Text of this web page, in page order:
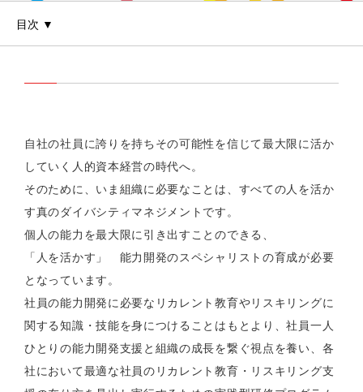
目次
自社の社員に誇りを持ちその可能性を信じて最大限に活か
していく人的資本経営の時代へ。
そのために、いま組織に必要なことは、すべての人を活か
す真のダイバシティマネジメントです。
個人の能力を最大限に引き出すことのできる​、
「人を活かす」 能力開発のスペシャリストの育成が必要
となっています。
社員の能力開発に必要なリカレント教育やリスキリングに
関する知識・技能を身につけることはもとより、社員一人
ひとりの能力開発支援と組織の成長を繋ぐ視点を養い、各
社において最適な社員のリカレント教育・リスキリング支